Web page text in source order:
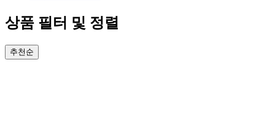
상품 필터 및 정렬
추천순